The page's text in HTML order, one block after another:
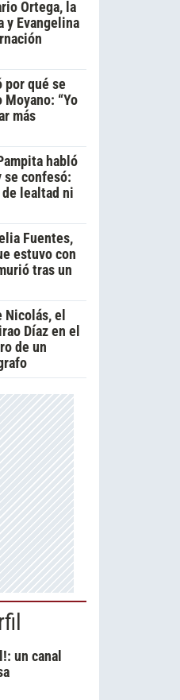
Ortega, la
y Evangelina
por qué se
“Yo
más
habló
se confesó:
lealtad ni
Fuentes,
estuvo con
tras un
el
Díaz en el
de un
un canal